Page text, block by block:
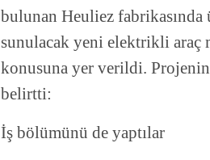
bulunan Heuliez
sunulacak yeni elektrikli araç
konusuna yer verildi.
belirtti:
İş bölümünü de yaptılar